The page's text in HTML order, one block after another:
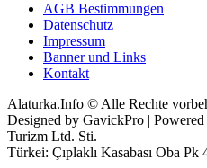
AGB Bestimmungen
Datenschutz
Impressum
Banner und Links
Kontakt
Alaturka.Info © Alle Rechte
Designed by GavickPro |
Turizm Ltd. Sti.
Türkei: Çıplaklı Kasabası Oba